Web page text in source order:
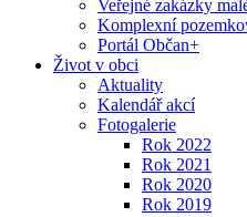
Veřejné zakázky
Komplexní
Portál Občan+
Život v obci
Aktuality
Kalendář akcí
Fotogalerie
Rok 2022
Rok 2021
Rok 2020
Rok 2019